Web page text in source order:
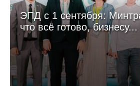
ЭПД с 1 сентября:
что всё готово, бизнесу...